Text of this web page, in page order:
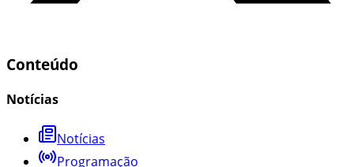
Conteúdo
Notícias
Notícias
Programação